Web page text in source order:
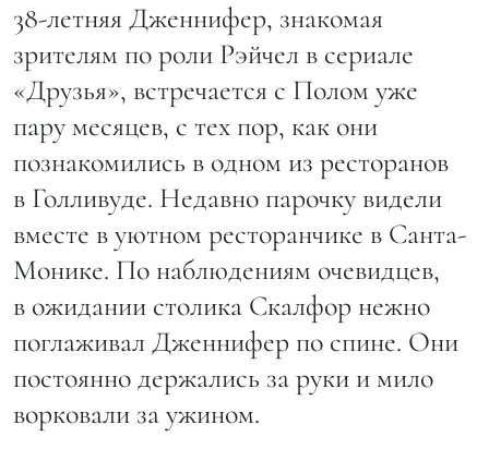
38-летняя Дженнифер, знакомая
зрителям по роли Рэйчел в сериале
«Друзья», встречается с Полом уже
пару месяцев, с тех пор, как они
познакомились в одном из ресторанов
в Голливуде. Недавно парочку видели
вместе в уютном ресторанчике в Санта-
Монике. По наблюдениям очевидцев,
в ожидании столика Скалфор нежно
поглаживал Дженнифер по спине. Они
постоянно держались за руки и мило
ворковали за ужином.